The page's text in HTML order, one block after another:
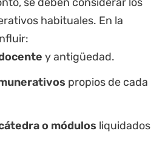
habituales. En la
y antigüedad.
propios de cada
o módulos liquidados